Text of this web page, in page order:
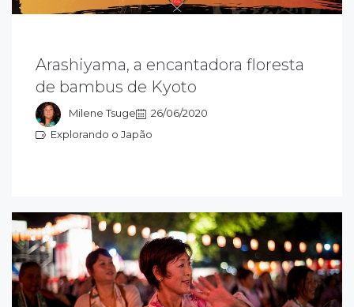
Arashiyama, a encantadora floresta
de bambus de Kyoto
Milene Tsuge
26/06/2020
Explorando o Japão
é um distrito de Kyoto, onde fica
mata de bambus de Sagano, que
parece uma floresta fechada, de tão
que são os bambus.